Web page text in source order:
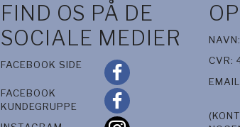
FIND OS PÅ DE
SOCIALE MEDIER
FACEBOOK SIDE
FACEBOOK
KUNDEGRUPPE
CVR: